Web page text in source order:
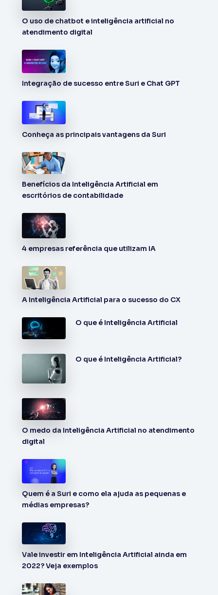
O uso de chatbot e inteligência artificial no
atendimento digital
Integração de sucesso entre Suri e Chat GPT
Conheça as principais vantagens da Suri
Benefícios da Inteligência Artificial em
escritórios de contabilidade
4 empresas referência que utilizam IA
A Inteligência Artificial para o sucesso do CX
O que é Inteligência Artificial
O que é Inteligência Artificial?
O medo da Inteligência Artificial no atendimento
digital
Quem é a Suri e como ela ajuda as pequenas e
médias empresas?
Vale investir em Inteligência Artificial ainda em
2022? Veja exemplos